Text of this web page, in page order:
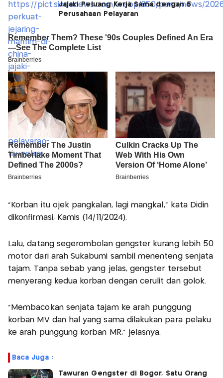
Jajaki Peluang Kerja Sama dengan 5
Perusahaan Pelayaran
"Korban itu ojek pangkalan, lagi mangkal," kata Didin
dikonfirmasi, Kamis (14/11/2024).
Lalu, datang segerombolan gengster kurang lebih 50
motor dari arah Sukabumi sambil menenteng senjata
tajam. Tanpa sebab yang jelas, gengster tersebut
menyerang kedua korban dengan cerulit dan golok.
"Membacokan senjata tajam ke arah punggung
korban MV dan hal yang sama dilakukan para pelaku
ke arah punggung korban MR," jelasnya.
Baca Juga :
Tawuran Gengster di Bogor, Satu Orang